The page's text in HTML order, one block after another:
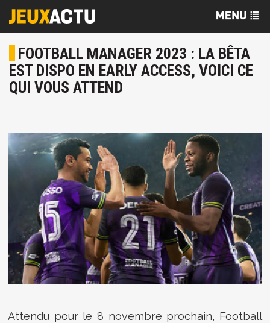
FOOTBALL MANAGER 2023 : LA BÊTA
EST DISPO EN EARLY ACCESS, VOICI CE
QUI VOUS ATTEND
Attendu pour le 8 novembre prochain, Football